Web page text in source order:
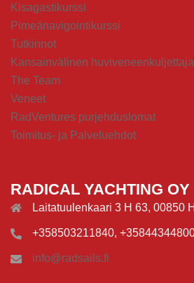
Kisagastikurssi
Pimeänavigointikurssi
Tutkinnot
Kansainvälinen
The Team
Veneet
RadVentures purjehduslomat
Toimitus- ja Palveluehdot
RADICAL YACHTING OY
Laitatuulenkaari 3 H 63, 00850
+358503211840,
info@radsails.fi